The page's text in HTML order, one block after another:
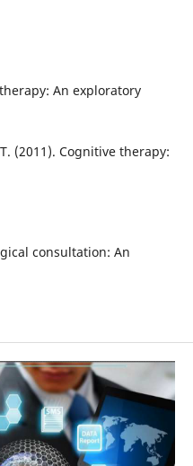
An exploratory
(2011). Cognitive therapy:
consultation: An